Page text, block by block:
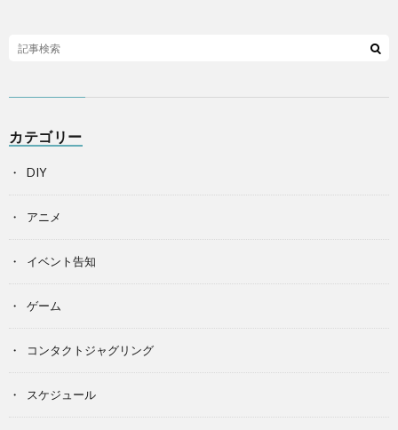
カテゴリー
DIY
アニメ
イベント告知
ゲーム
コンタクトジャグリング
スケジュール